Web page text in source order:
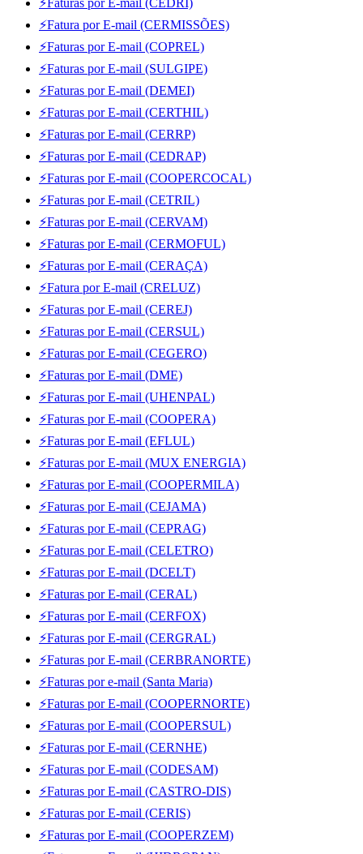
⚡Faturas por E-mail (CEDRI)
⚡Fatura por E-mail (CERMISSÕES)
⚡Faturas por E-mail (COPREL)
⚡Faturas por E-mail (SULGIPE)
⚡Faturas por E-mail (DEMEI)
⚡Faturas por E-mail (CERTHIL)
⚡Faturas por E-mail (CERRP)
⚡Faturas por E-mail (CEDRAP)
⚡Faturas por E-mail (COOPERCOCAL)
⚡Faturas por E-mail (CETRIL)
⚡Faturas por E-mail (CERVAM)
⚡Faturas por E-mail (CERMOFUL)
⚡Faturas por E-mail (CERAÇA)
⚡Fatura por E-mail (CRELUZ)
⚡Faturas por E-mail (CEREJ)
⚡Faturas por E-mail (CERSUL)
⚡Faturas por E-mail (CEGERO)
⚡Faturas por E-mail (DME)
⚡Faturas por E-mail (UHENPAL)
⚡Faturas por E-mail (COOPERA)
⚡Faturas por E-mail (EFLUL)
⚡Faturas por E-mail (MUX ENERGIA)
⚡Faturas por E-mail (COOPERMILA)
⚡Faturas por E-mail (CEJAMA)
⚡Faturas por E-mail (CEPRAG)
⚡Faturas por E-mail (CELETRO)
⚡Faturas por E-mail (DCELT)
⚡Faturas por E-mail (CERAL)
⚡Faturas por E-mail (CERFOX)
⚡Faturas por E-mail (CERGRAL)
⚡Faturas por E-mail (CERBRANORTE)
⚡Faturas por e-mail (Santa Maria)
⚡Faturas por E-mail (COOPERNORTE)
⚡Faturas por E-mail (COOPERSUL)
⚡Faturas por E-mail (CERNHE)
⚡Faturas por E-mail (CODESAM)
⚡Faturas por E-mail (CASTRO-DIS)
⚡Faturas por E-mail (CERIS)
⚡Faturas por E-mail (COOPERZEM)